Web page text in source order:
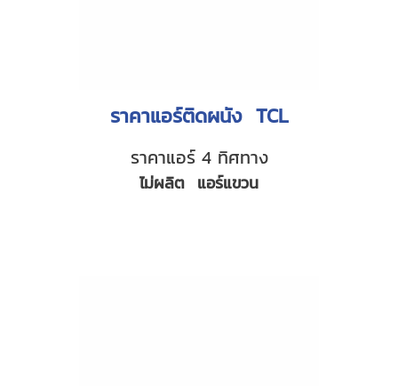
ราคาแอร์ติดผนัง TCL
ราคาแอร์ 4 ทิศทาง
ไม่ผลิต แอร์แขวน